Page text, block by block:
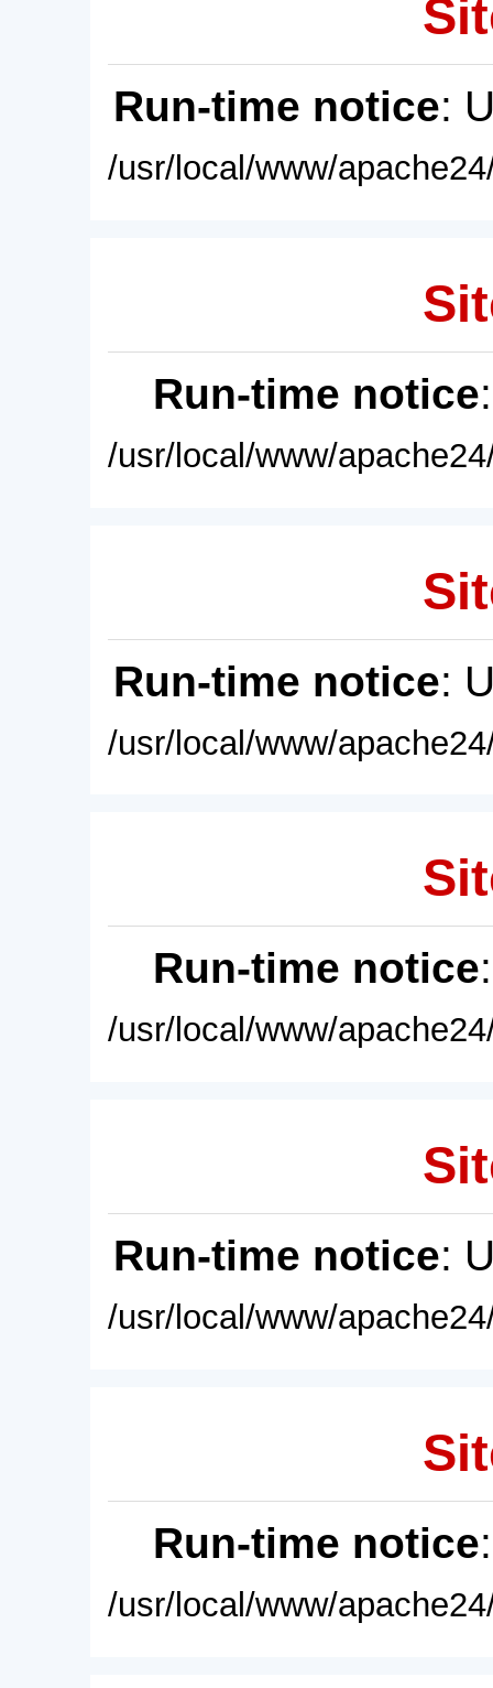
Run-time notice:
/usr/local/www/
Run-time notice
/usr/local/www/
Run-time notice:
/usr/local/www/
Run-time notice
/usr/local/www/
Run-time notice:
/usr/local/www/
Run-time notice
/usr/local/www/